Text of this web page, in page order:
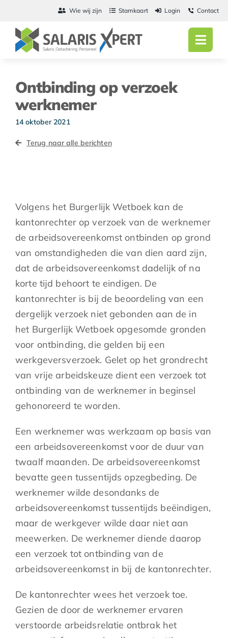
inhoud
Wie wij zijn Stamkaart Login Contact
Actueel
Ontbinding op verzoek
werknemer
14 oktober 2021
Terug naar alle berichten
Volgens het Burgerlijk Wetboek kan de
kantonrechter op verzoek van de werknemer
de arbeidsovereenkomst ontbinden op grond
van omstandigheden die van dien aard zijn,
dat de arbeidsovereenkomst dadelijk of na
korte tijd behoort te eindigen. De
kantonrechter is bij de beoordeling van een
dergelijk verzoek niet gebonden aan de in
het Burgerlijk Wetboek opgesomde gronden
voor ontbinding, die gelden bij een
werkgeversverzoek. Gelet op het grondrecht
van vrije arbeidskeuze dient een verzoek tot
ontbinding van de werknemer in beginsel
gehonoreerd te worden.
Een werknemer was werkzaam op basis van
een arbeidsovereenkomst voor de duur van
twaalf maanden. De arbeidsovereenkomst
bevatte geen tussentijds opzegbeding. De
werknemer wilde desondanks de
arbeidsovereenkomst tussentijds beëindigen,
maar de werkgever wilde daar niet aan
meewerken. De werknemer diende daarop
een verzoek tot ontbinding van de
arbeidsovereenkomst in bij de kantonrechter.
De kantonrechter wees het verzoek toe.
Gezien de door de werknemer ervaren
verstoorde arbeidsrelatie ontbrak het